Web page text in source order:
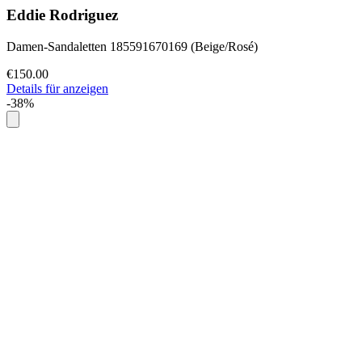
Eddie Rodriguez
Damen-Sandaletten 185591670169 (Beige/Rosé)
€150.00
Details für anzeigen
-38%